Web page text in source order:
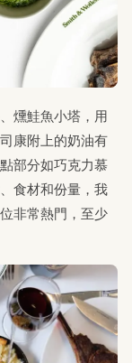
燻鮭魚小塔，用
康附上的奶油有
部分如巧克力慕
食材和份量，我
非常熱門，至少